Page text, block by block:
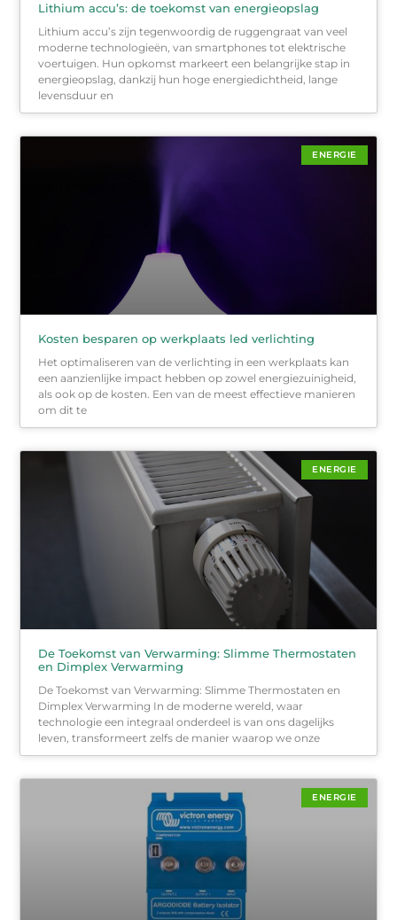
Lithium accu’s: de toekomst van energieopslag
Lithium accu’s zijn tegenwoordig de ruggengraat van veel
moderne technologieën, van smartphones tot elektrische
voertuigen. Hun opkomst markeert een belangrijke stap in
energieopslag, dankzij hun hoge energiedichtheid, lange
levensduur en
ENERGIE
Kosten besparen op werkplaats led verlichting
Het optimaliseren van de verlichting in een werkplaats kan
een aanzienlijke impact hebben op zowel energiezuinigheid,
als ook op de kosten. Een van de meest effectieve manieren
om dit te
ENERGIE
De Toekomst van Verwarming: Slimme Thermostaten
en Dimplex Verwarming
De Toekomst van Verwarming: Slimme Thermostaten en
Dimplex Verwarming In de moderne wereld, waar
technologie een integraal onderdeel is van ons dagelijks
leven, transformeert zelfs de manier waarop we onze
ENERGIE